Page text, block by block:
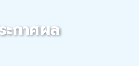
ะกาศผล